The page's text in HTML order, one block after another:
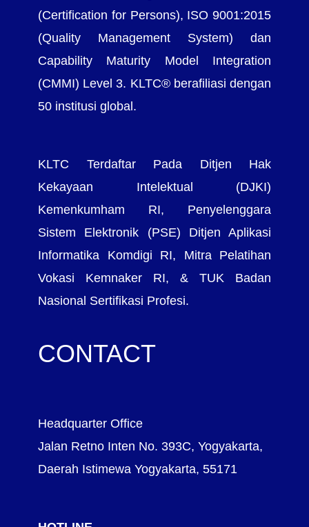
(Certification for Persons), ISO 9001:2015
(Quality Management System) dan
Capability Maturity Model Integration
(CMMI) Level 3. KLTC® berafiliasi dengan
50 institusi global.
KLTC Terdaftar Pada Ditjen Hak
Kekayaan Intelektual (DJKI)
Kemenkumham RI, Penyelenggara
Sistem Elektronik (PSE) Ditjen Aplikasi
Informatika Komdigi RI, Mitra Pelatihan
Vokasi Kemnaker RI, & TUK Badan
Nasional Sertifikasi Profesi.
CONTACT
Headquarter Office
Jalan Retno Inten No. 393C, Yogyakarta,
Daerah Istimewa Yogyakarta, 55171